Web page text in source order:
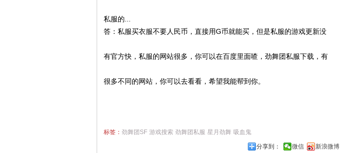
私服的...
答：私服买衣服不要人民币，直接用G币就能买，但是私服的游戏更新没
有官方快，私服的网站很多，你可以在百度里面喳，劲舞团私服下载，有
很多不同的网站，你可以去看看，希望我能帮到你。
标签： 劲舞团SF 游戏搜索 劲舞团私服 星月劲舞 吸血鬼
分享到： 微信 新浪微博